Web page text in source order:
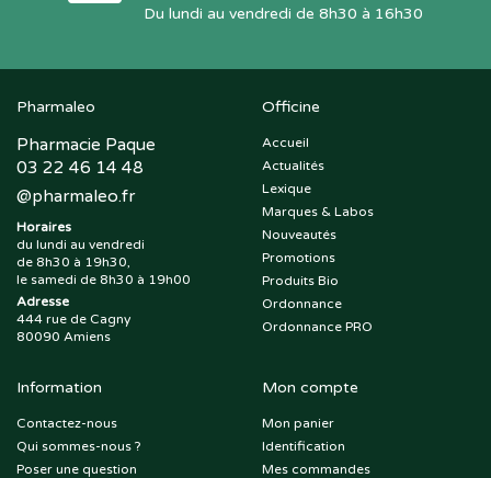
Du lundi au vendredi de 8h30 à 16h30
Pharmaleo
Pharmacie Paque
03 22 46 14 48
@pharmaleo.fr
Horaires
du lundi au vendredi
de 8h30 à 19h30,
le samedi de 8h30 à 19h00
Adresse
444 rue de Cagny
80090 Amiens
Officine
Accueil
Actualités
Lexique
Marques & Labos
Nouveautés
Promotions
Produits Bio
Ordonnance
Ordonnance PRO
Information
Contactez-nous
Qui sommes-nous ?
Poser une question
Mon compte
Mon panier
Identification
Mes commandes